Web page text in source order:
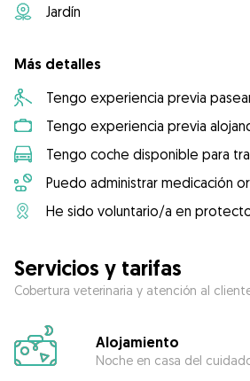
Jardín
Más detalles
Tengo experiencia previa
Tengo experiencia previa
Tengo coche disponible para
Puedo administrar medicación
He sido voluntario/a en
Servicios y tarifas
Cobertura veterinaria y atención al
Alojamiento
Noche en casa del